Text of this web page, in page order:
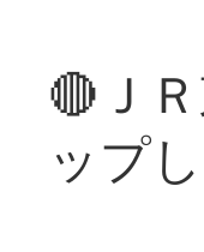
🔴Ｊ
ップ